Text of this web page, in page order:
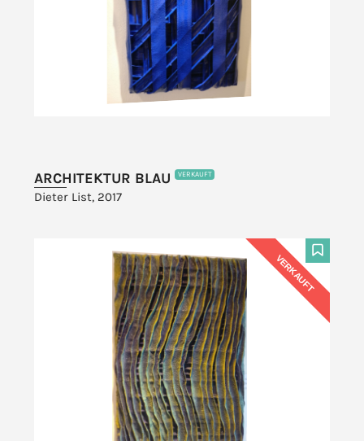
ARCHITEKTUR BLAU VERKAUFT
Dieter List, 2017
F
VERKAUFT